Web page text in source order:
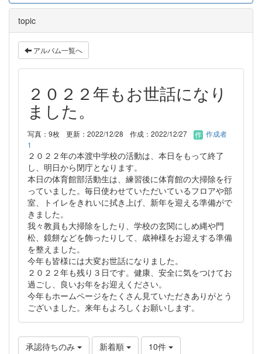
topic
アルバム一覧へ
２０２２年もお世話になり
ました。
写真：9枚 更新：2022/12/28 作成：2022/12/27
作成者
1
２０２２年の本渡中学校の活動は、本日をもって終了
し、明日から閉庁となります。
本日の体育館部活動生は、練習後に体育館の大掃除を行
っていました。毎日使わせていただいているフロアや部
室、トイレをきれいに拭き上げ、新年を迎える準備がで
きました。
我々教員も大掃除をしたり、学校の玄関にしめ縄や門
松、鏡餅などを飾ったりして、歳神様をお迎えする準備
を整えました。
今年も皆様には大変お世話になりました。
２０２２年も残り３日です。健康、安全に気をつけてお
過ごし、良いお年をお迎えください。
今年もホームページをたくさん見ていただきありがとう
ございました。来年もよろしくお願いします。
承認待ちのみ 新着順 10件